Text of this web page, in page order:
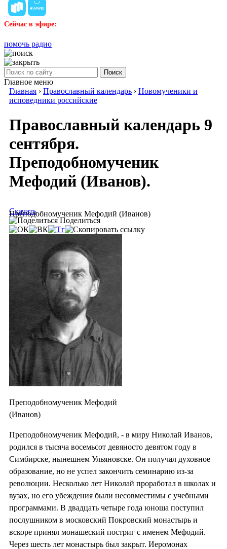
Сейчас в эфире:
помочь радио
Поиск
Главное меню
Главная › Православный календарь › Новомученики и
исповедники российские
Православный календарь 9
сентября.
Преподобномученик
Мефодий (Иванов).
Преподобномученик Мефодий (Иванов)
Скачать
Поделиться
Преподобномученик Мефодий
(Иванов)
Преподобномученик Мефодий, - в миру Николай Иванов,
родился в тысяча восемьсот девяносто девятом году в
Симбирске, нынешнем Ульяновске. Он получал духовное
образование, но не успел закончить семинарию из-за
революции. Несколько лет Николай проработал в школах и
вузах, но его убеждения были несовместимы с учебными
программами. В двадцать четыре года юноша поступил
послушником в московский Покровский монастырь и
вскоре принял монашеский постриг с именем Мефодий.
Через шесть лет монастырь был закрыт. Иеромонах